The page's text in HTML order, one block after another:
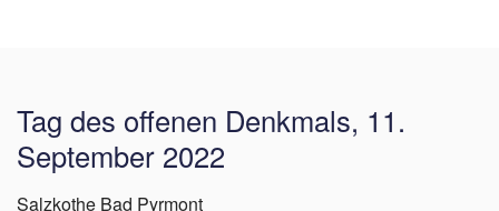
Tag des offenen Denkmals, 11.
September 2022
Salzkothe Bad Pyrmont